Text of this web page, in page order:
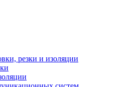
резки и изоляции